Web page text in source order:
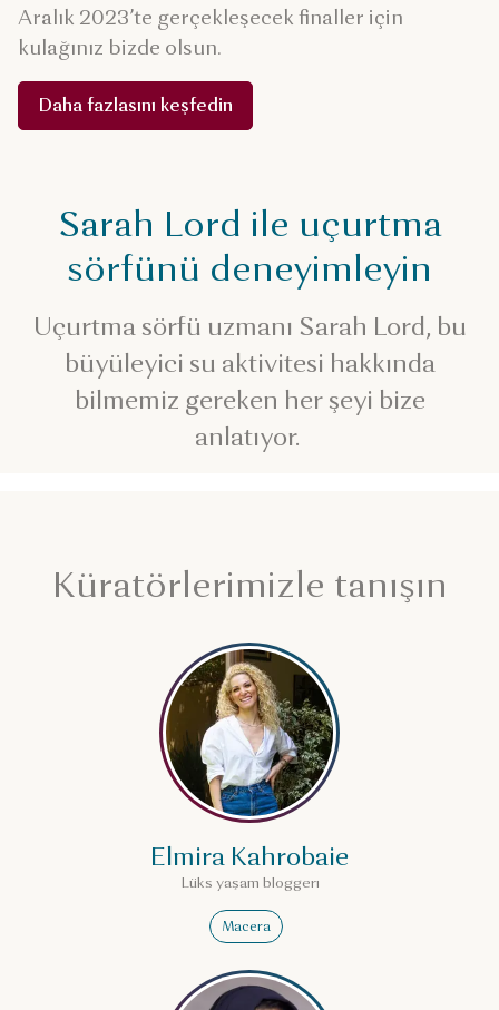
Aralık 2023’te gerçekleşecek finaller için
kulağınız bizde olsun.
Daha fazlasını keşfedin
Sarah Lord ile uçurtma
sörfünü deneyimleyin
Uçurtma sörfü uzmanı Sarah Lord, bu
büyüleyici su aktivitesi hakkında
bilmemiz gereken her şeyi bize
anlatıyor.
Küratörlerimizle tanışın
Elmira Kahrobaie
Lüks yaşam bloggerı
Macera
Elmira Kahrobaie
Muna Al-Bader hakkında